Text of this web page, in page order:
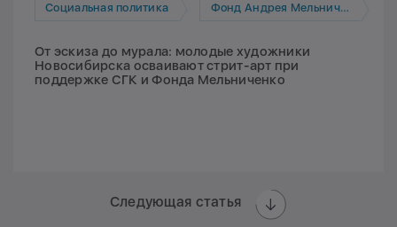
Социальная политика Фонд Андрея Мельниченко
От эскиза до мурала: молодые художники
Новосибирска осваивают стрит-арт при
поддержке СГК и Фонда Мельниченко
Следующая статья